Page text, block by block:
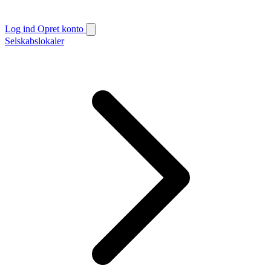
Log ind Opret konto
Selskabslokaler